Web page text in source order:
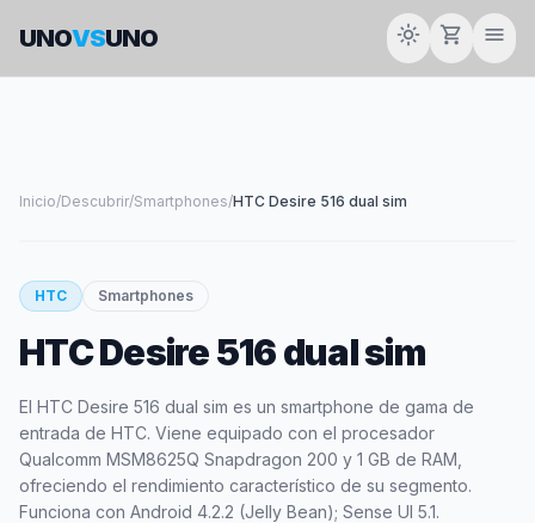
UNOVSUNO light_mode shopping_cart menu
Inicio/Descubrir/Smartphones/HTC Desire 516 dual sim
smartphone
HTC
HTC Smartphones
HTC Desire 516 dual sim
El HTC Desire 516 dual sim es un smartphone de gama de
entrada de HTC. Viene equipado con el procesador
Qualcomm MSM8625Q Snapdragon 200 y 1 GB de RAM,
ofreciendo el rendimiento característico de su segmento.
Funciona con Android 4.2.2 (Jelly Bean); Sense UI 5.1.